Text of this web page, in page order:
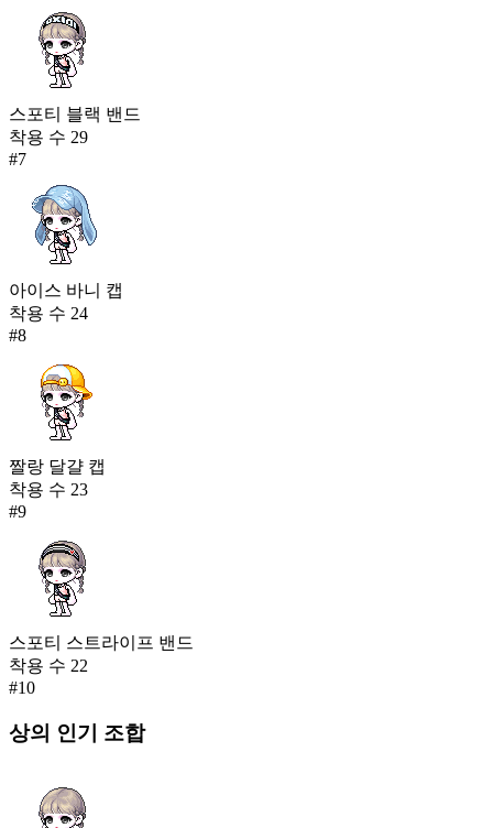
스포티 블랙 밴드
착용 수 29
#7
아이스 바니 캡
착용 수 24
#8
짤랑 달걀 캡
착용 수 23
#9
스포티 스트라이프 밴드
착용 수 22
#10
상의 인기 조합